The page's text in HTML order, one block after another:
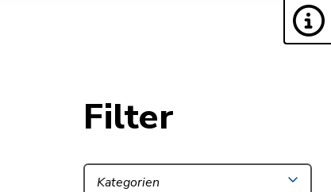
Filter
Kategorien